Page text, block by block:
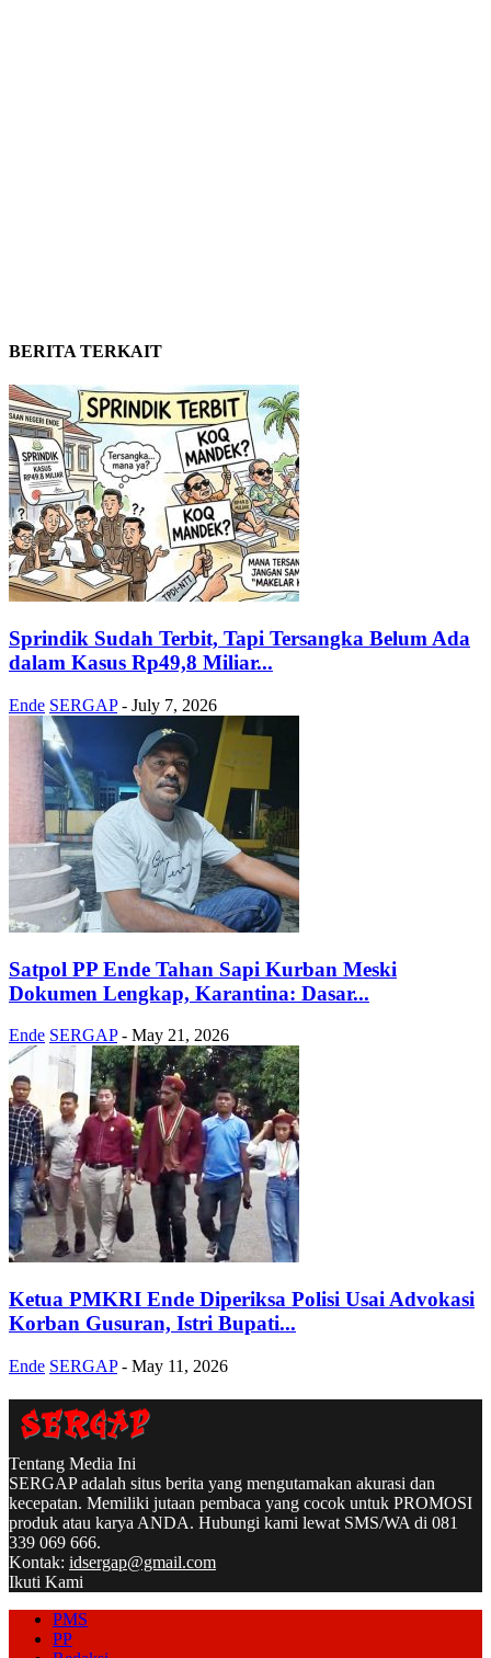
BERITA TERKAIT
Sprindik Sudah Terbit, Tapi Tersangka Belum Ada
dalam Kasus Rp49,8 Miliar...
Ende SERGAP - July 7, 2026
Satpol PP Ende Tahan Sapi Kurban Meski
Dokumen Lengkap, Karantina: Dasar...
Ende SERGAP - May 21, 2026
Ketua PMKRI Ende Diperiksa Polisi Usai Advokasi
Korban Gusuran, Istri Bupati...
Ende SERGAP - May 11, 2026
Tentang Media Ini
SERGAP adalah situs berita yang mengutamakan akurasi dan
kecepatan. Memiliki jutaan pembaca yang cocok untuk PROMOSI
produk atau karya ANDA. Hubungi kami lewat SMS/WA di 081
339 069 666.
Kontak: idsergap@gmail.com
Ikuti Kami
PMS
PP